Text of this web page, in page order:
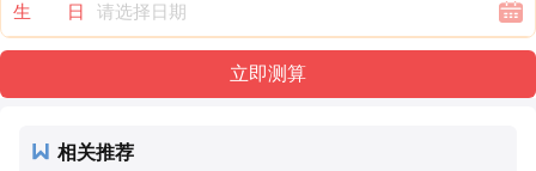
生 日
相关推荐